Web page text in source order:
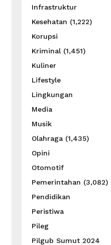
Infrastruktur
Kesehatan (1,222)
Korupsi
Kriminal (1,451)
Kuliner
Lifestyle
Lingkungan
Media
Musik
Olahraga (1,435)
Opini
Otomotif
Pemerintahan (3,082)
Pendidikan
Peristiwa
Pileg
Pilgub Sumut 2024